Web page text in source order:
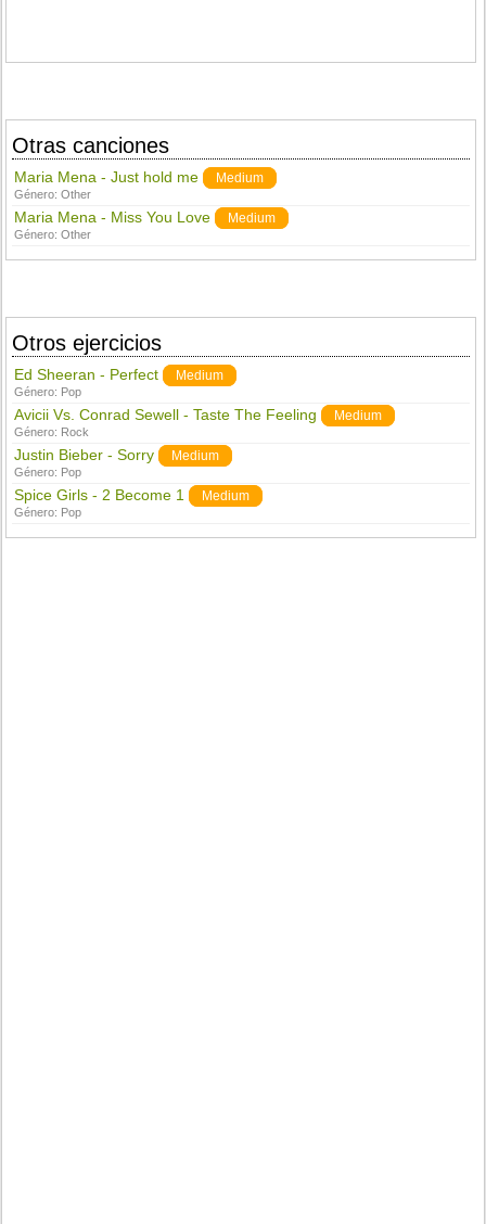
Otras canciones
Maria Mena - Just hold me Medium
Género:Other
Maria Mena - Miss You Love Medium
Género:Other
Otros ejercicios
Ed Sheeran - Perfect Medium
Género: Pop
Avicii Vs. Conrad Sewell - Taste The Feeling Medium
Género: Rock
Justin Bieber - Sorry Medium
Género: Pop
Spice Girls - 2 Become 1 Medium
Género: Pop